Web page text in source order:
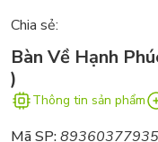
Chia sẻ:
Bàn Về Hạnh
)
Thông tin sản phẩm
Mã SP: